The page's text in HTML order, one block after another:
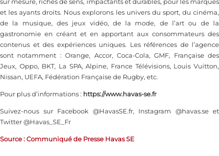
sur mesure, riches de sens, impactants et durables, pour les marques
et les ayants droits. Nous explorons les univers du sport, du cinéma,
de la musique, des jeux vidéo, de la mode, de l’art ou de la
gastronomie en créant et en apportant aux consommateurs des
contenus et des expériences uniques. Les références de l’agence
sont notamment : Orange, Accor, Coca-Cola, GMF, Française des
Jeux, Oppo, BKT, La SPA, Alpine, France Télévisions, Louis Vuitton,
Nissan, UEFA, Fédération Française de Rugby, etc.
Pour plus d’informations : https://www.havas-se.fr
Suivez-nous sur Facebook @HavasSE.fr, Instagram @havas.se et
Twitter @Havas_SE_Fr
Source : Communiqué de Presse Havas SE